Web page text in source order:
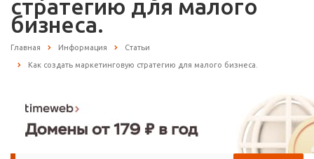
стратегию для малого
бизнеса.
Главная Информация Статьи
Как создать маркетинговую стратегию для малого бизнеса.